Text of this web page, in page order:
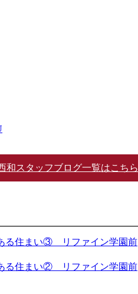
スタッフブログ一覧はこちら
る住まい③ リファイン学園前
る住まい② リファイン学園前